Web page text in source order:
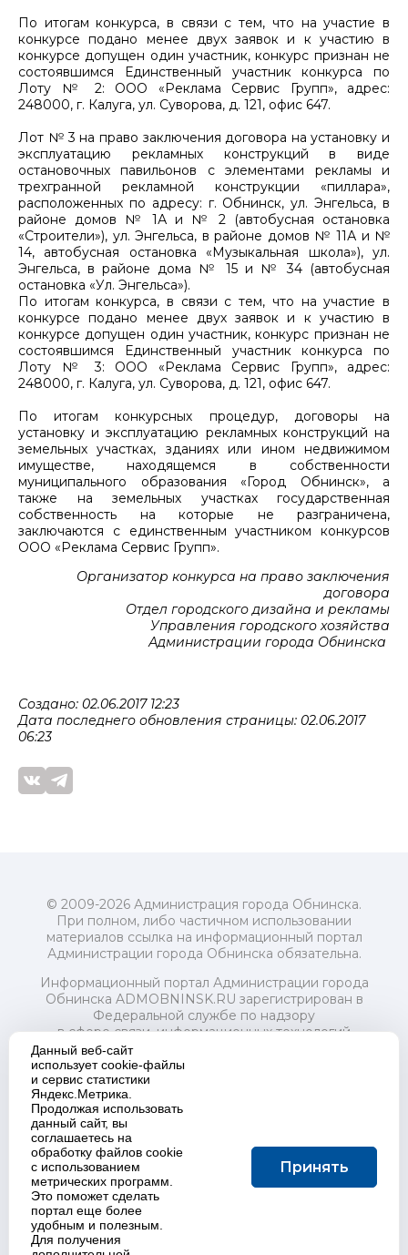
По итогам конкурса, в связи с тем, что на участие в
конкурсе подано менее двух заявок и к участию в
конкурсе допущен один участник, конкурс признан не
состоявшимся Единственный участник конкурса по
Лоту № 2: ООО «Реклама Сервис Групп», адрес:
248000, г. Калуга, ул. Суворова, д. 121, офис 647.
Лот № 3 на право заключения договора на установку и
эксплуатацию рекламных конструкций в виде
остановочных павильонов с элементами рекламы и
трехгранной рекламной конструкции «пиллара»,
расположенных по адресу: г. Обнинск, ул. Энгельса, в
районе домов № 1А и № 2 (автобусная остановка
«Строители»), ул. Энгельса, в районе домов № 11А и №
14, автобусная остановка «Музыкальная школа»), ул.
Энгельса, в районе дома № 15 и № 34 (автобусная
остановка «Ул. Энгельса»).
По итогам конкурса, в связи с тем, что на участие в
конкурсе подано менее двух заявок и к участию в
конкурсе допущен один участник, конкурс признан не
состоявшимся Единственный участник конкурса по
Лоту № 3: ООО «Реклама Сервис Групп», адрес:
248000, г. Калуга, ул. Суворова, д. 121, офис 647.
По итогам конкурсных процедур, договоры на
установку и эксплуатацию рекламных конструкций на
земельных участках, зданиях или ином недвижимом
имуществе, находящемся в собственности
муниципального образования «Город Обнинск», а
также на земельных участках государственная
собственность на которые не разграничена,
заключаются с единственным участником конкурсов
ООО «Реклама Сервис Групп».
Организатор конкурса на право заключения
договора
Отдел городского дизайна и рекламы
Управления городского хозяйства
Администрации города Обнинска
Создано: 02.06.2017 12:23
Дата последнего обновления страницы: 02.06.2017
06:23
© 2009-2026 Администрация города Обнинска.
При полном, либо частичном использовании
материалов ссылка на информационный портал
Администрации города Обнинска обязательна.
Информационный портал Администрации города
Обнинска ADMOBNINSK.RU зарегистрирован в
Федеральной службе по надзору
в сфере связи, информационных технологий
и массовых коммуникаций (Роскомнадзор) 24 июля
2018 года.
Свидетельство о регистрации Эл № ФС77-73321
Учредитель: Администрация (исполнительно-
распорядительный орган) городского округа "Город
Обнинск". Главный редактор: Байкова Е.А.
Адрес электронной почты Редакции:
redactor@admobninsk.ru
Телефон Редакции: +7 (484) 395-85-85
Настоящий ресурс содержит материалы 18+
Политика в отношении обработки персональных
Данный веб-сайт
использует cookie-файлы
и сервис статистики
Яндекс.Метрика.
Продолжая использовать
данный сайт, вы
соглашаетесь на
обработку файлов cookie
с использованием
метрических программ.
Это поможет сделать
портал еще более
удобным и полезным.
Для получения
Принять